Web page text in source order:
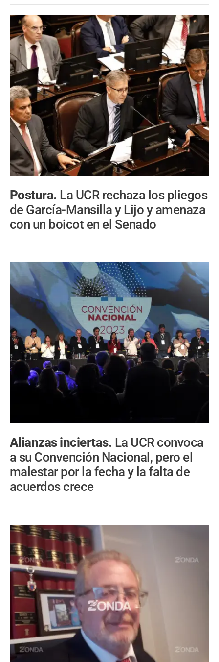
Postura. La UCR rechaza los pliegos
de García-Mansilla y Lijo y amenaza
con un boicot en el Senado
Alianzas inciertas. La UCR convoca
a su Convención Nacional, pero el
malestar por la fecha y la falta de
acuerdos crece